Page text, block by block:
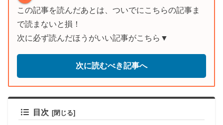
この記事を読んだあとは、ついでにこちらの記事ま
で読まないと損！
次に必ず読んだほうがいい記事がこちら▼
次に読むべき記事へ
目次